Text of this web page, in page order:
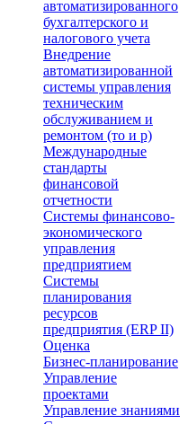
автоматизированного
бухгалтерского и
налогового учета
Внедрение
автоматизированной
системы управления
техническим
обслуживанием и
ремонтом (то и р)
Международные
стандарты
финансовой
отчетности
Системы финансово-
экономического
управления
предприятием
Системы
планирования
ресурсов
предприятия (ERP II)
Оценка
Бизнес-планирование
Управление
проектами
Управление знаниями